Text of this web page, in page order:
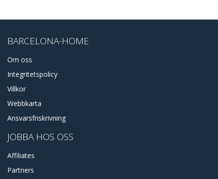
BARCELONA-HOME
Om oss
Integritetspolicy
Villkor
Webbkarta
Ansvarsfriskrivning
JOBBA HOS OSS
Affiliates
Partners